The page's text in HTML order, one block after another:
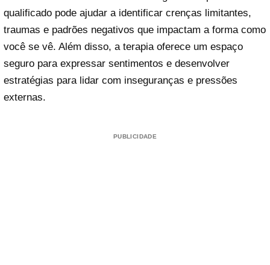
qualificado pode ajudar a identificar crenças limitantes,
traumas e padrões negativos que impactam a forma como
você se vê. Além disso, a terapia oferece um espaço
seguro para expressar sentimentos e desenvolver
estratégias para lidar com inseguranças e pressões
externas.
PUBLICIDADE